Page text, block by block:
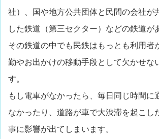
社）、国や地方公共団体と民間の会社が
した鉄道（第三セクター）などの鉄道が
その鉄道の中でも民鉄はもっとも利用者
勤やお出かけの移動手段として欠かせな
す。
もし電車がなかったら、毎日同じ時間に
なかったり、道路が車で大渋滞を起こし
事に影響が出てしまいます。